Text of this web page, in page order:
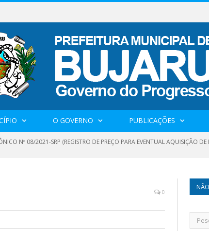
O GOVERNO PUBLICAÇÕES
Nº 08/2021-SRP (REGISTRO DE PREÇO PARA EVENTUAL AQUISIÇÃO DE
0